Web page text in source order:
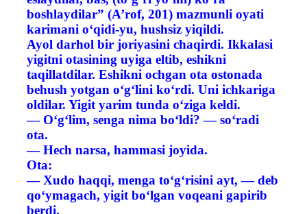
boshlaydilar” (A’rof, 201) mazmunli oyati
karimani o‘qidi-yu, hushsiz yiqildi.
Ayol darhol bir joriyasini chaqirdi. Ikkalasi
yigitni otasining uyiga eltib, eshikni
taqillatdilar. Eshikni ochgan ota ostonada
behush yotgan o‘g‘lini ko‘rdi. Uni ichkariga
oldilar. Yigit yarim tunda o‘ziga keldi.
— O‘g‘lim, senga nima bo‘ldi? — so‘radi
ota.
— Hech narsa, hammasi joyida.
Ota:
— Xudo haqqi, menga to‘g‘risini ayt, — deb
qo‘ymagach, yigit bo‘lgan voqeani gapirib
berdi.